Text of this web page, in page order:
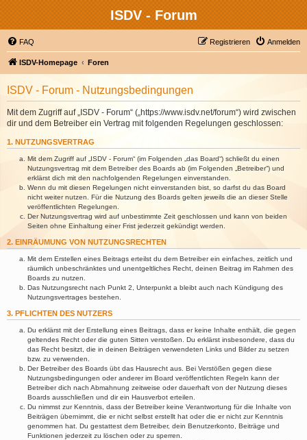
ISDV - Forum
FAQ Anmelden
Registrieren
ISDV-Homepage Foren
ISDV - Forum - Nutzungsbedingungen
Mit dem Zugriff auf „ISDV - Forum“ („https://www.isdv.net/forum“) wird zwischen
dir und dem Betreiber ein Vertrag mit folgenden Regelungen geschlossen:
1. NUTZUNGSVERTRAG
Mit dem Zugriff auf „ISDV - Forum“ (im Folgenden „das Board“) schließt du einen
Nutzungsvertrag mit dem Betreiber des Boards ab (im Folgenden „Betreiber“) und
erklärst dich mit den nachfolgenden Regelungen einverstanden.
Wenn du mit diesen Regelungen nicht einverstanden bist, so darfst du das Board
nicht weiter nutzen. Für die Nutzung des Boards gelten jeweils die an dieser Stelle
veröffentlichten Regelungen.
Der Nutzungsvertrag wird auf unbestimmte Zeit geschlossen und kann von beiden
Seiten ohne Einhaltung einer Frist jederzeit gekündigt werden.
2. EINRÄUMUNG VON NUTZUNGSRECHTEN
Mit dem Erstellen eines Beitrags erteilst du dem Betreiber ein einfaches, zeitlich und
räumlich unbeschränktes und unentgeltliches Recht, deinen Beitrag im Rahmen des
Boards zu nutzen.
Das Nutzungsrecht nach Punkt 2, Unterpunkt a bleibt auch nach Kündigung des
Nutzungsvertrages bestehen.
3. PFLICHTEN DES NUTZERS
Du erklärst mit der Erstellung eines Beitrags, dass er keine Inhalte enthält, die gegen
geltendes Recht oder die guten Sitten verstoßen. Du erklärst insbesondere, dass du
das Recht besitzt, die in deinen Beiträgen verwendeten Links und Bilder zu setzen
bzw. zu verwenden.
Der Betreiber des Boards übt das Hausrecht aus. Bei Verstößen gegen diese
Nutzungsbedingungen oder anderer im Board veröffentlichten Regeln kann der
Betreiber dich nach Abmahnung zeitweise oder dauerhaft von der Nutzung dieses
Boards ausschließen und dir ein Hausverbot erteilen.
Du nimmst zur Kenntnis, dass der Betreiber keine Verantwortung für die Inhalte von
Beiträgen übernimmt, die er nicht selbst erstellt hat oder die er nicht zur Kenntnis
genommen hat. Du gestattest dem Betreiber, dein Benutzerkonto, Beiträge und
Funktionen jederzeit zu löschen oder zu sperren.